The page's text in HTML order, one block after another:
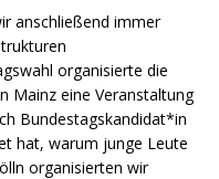
anschließend immer
organisierte die
Mainz eine Veranstaltung
Bundestagskandidat*in
hat, warum junge Leute
organisierten wir